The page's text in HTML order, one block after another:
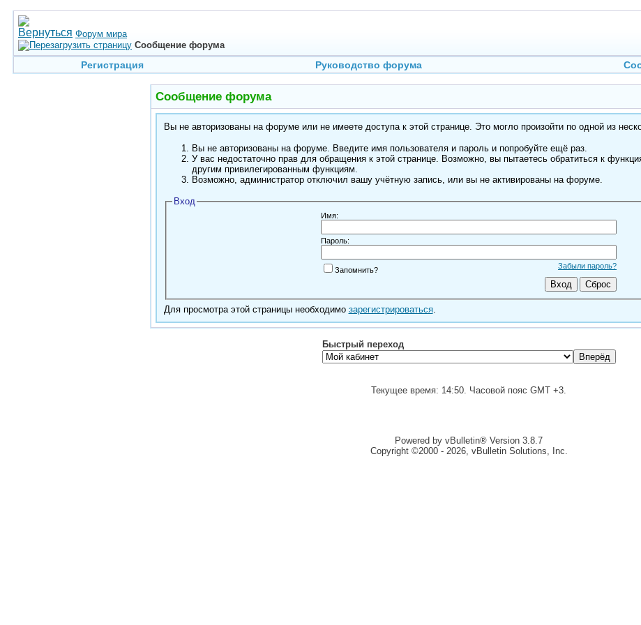
Форум мира
Сообщение форума
Регистрация Руководство форума
Сообщение форума
Вы не авторизованы на форуме или не имеете доступа к этой странице. Это могло произойти по одной из
Вы не авторизованы на форуме. Введите имя пользователя и пароль и попробуйте ещё раз.
У вас недостаточно прав для обращения к этой странице. Возможно, вы пытаетесь обратиться к
другим привилегированным функциям.
Возможно, администратор отключил вашу учётную запись, или вы не активированы на форуме.
Вход
Имя:
Пароль:
Забыли пароль?
Запомнить?
Для просмотра этой страницы необходимо зарегистрироваться.
Быстрый переход
Текущее время: 14:50. Часовой пояс GMT +3.
Powered by vBulletin® Version 3.8.7
Copyright ©2000 - 2026, vBulletin Solutions, Inc.